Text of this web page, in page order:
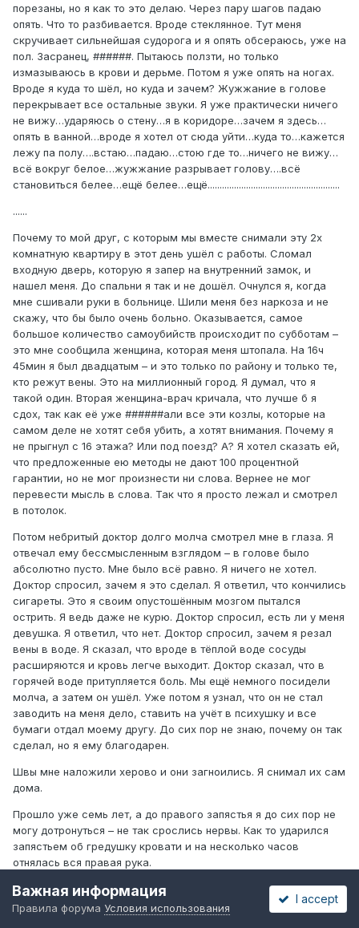
порезаны, но я как то это делаю. Через пару шагов падаю
опять. Что то разбивается. Вроде стеклянное. Тут меня
скручивает сильнейшая судорога и я опять обсераюсь, уже на
пол. Засранец, ######. Пытаюсь ползти, но только
измазываюсь в крови и дерьме. Потом я уже опять на ногах.
Вроде я куда то шёл, но куда и зачем? Жужжание в голове
перекрывает все остальные звуки. Я уже практически ничего
не вижу…ударяюсь о стену…я в коридоре…зачем я здесь…
опять в ванной…вроде я хотел от сюда уйти…куда то…кажется
лежу па полу….встаю…падаю…стою где то…ничего не вижу…
всё вокруг белое…жужжание разрывает голову….всё
становиться белее…ещё белее…ещё.......................................................
......
Почему то мой друг, с которым мы вместе снимали эту 2х
комнатную квартиру в этот день ушёл с работы. Сломал
входную дверь, которую я запер на внутренний замок, и
нашел меня. До спальни я так и не дошёл. Очнулся я, когда
мне сшивали руки в больнице. Шили меня без наркоза и не
скажу, что бы было очень больно. Оказывается, самое
большое количество самоубийств происходит по субботам –
это мне сообщила женщина, которая меня штопала. На 16ч
45мин я был двадцатым – и это только по району и только те,
кто режут вены. Это на миллионный город. Я думал, что я
такой один. Вторая женщина-врач кричала, что лучше б я
сдох, так как её уже ######али все эти козлы, которые на
самом деле не хотят себя убить, а хотят внимания. Почему я
не прыгнул с 16 этажа? Или под поезд? А? Я хотел сказать ей,
что предложенные ею методы не дают 100 процентной
гарантии, но не мог произнести ни слова. Вернее не мог
перевести мысль в слова. Так что я просто лежал и смотрел
в потолок.
Потом небритый доктор долго молча смотрел мне в глаза. Я
отвечал ему бессмысленным взглядом – в голове было
абсолютно пусто. Мне было всё равно. Я ничего не хотел.
Доктор спросил, зачем я это сделал. Я ответил, что кончились
сигареты. Это я своим опустошённым мозгом пытался
острить. Я ведь даже не курю. Доктор спросил, есть ли у меня
девушка. Я ответил, что нет. Доктор спросил, зачем я резал
вены в воде. Я сказал, что вроде в тёплой воде сосуды
расширяются и кровь легче выходит. Доктор сказал, что в
горячей воде притупляется боль. Мы ещё немного посидели
молча, а затем он ушёл. Уже потом я узнал, что он не стал
заводить на меня дело, ставить на учёт в психушку и все
бумаги отдал моему другу. До сих пор не знаю, почему он так
сделал, но я ему благодарен.
Швы мне наложили херово и они загноились. Я снимал их сам
дома.
Прошло уже семь лет, а до правого запястья я до сих пор не
могу дотронуться – не так срослись нервы. Как то ударился
запястьем об гредушку кровати и на несколько часов
отнялась вся правая рука.
Теперь мне становится смешно, когда в фильмах находят
самоубийц с перерезанными венами, плавающих с блаженной
Важная информация
Правила форума Условия использования
I accept